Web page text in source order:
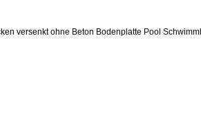
versenkt ohne Beton Bodenplatte Pool